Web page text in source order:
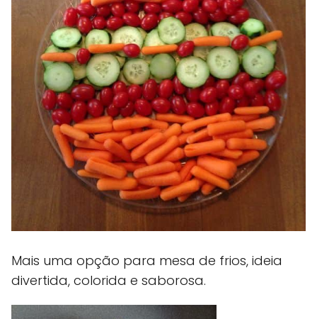
Mais uma opção para mesa de frios, ideia
divertida, colorida e saborosa.